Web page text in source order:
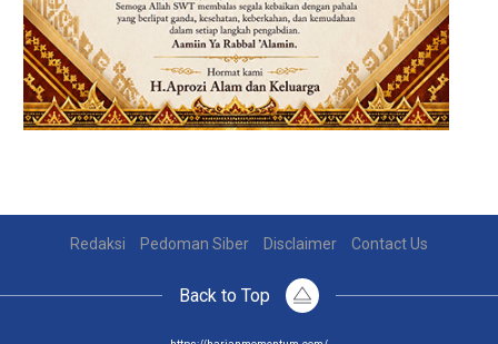
Redaksi Pedoman Siber Disclaimer Contact Us
Back to Top